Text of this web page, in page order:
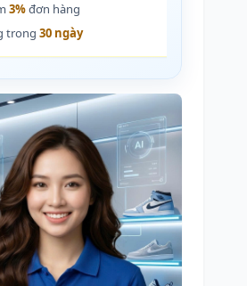
3%đơn hàng
trong 30 ngày